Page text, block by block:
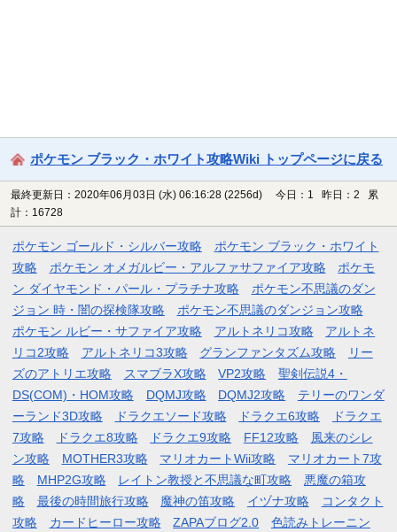
ポケモン ブラック・ホワイト攻略Wiki トップページに戻る
最終更新日：2020年06月03日 (水) 06:16:28 (2256d)
今日：1 昨日：2 累
計：16728
ポケモン ゴールド・シルバー攻略
ポケモン ブラック・ホワイト
攻略
ポケモン オメガルビー・アルファサファイア攻略
ポケモ
ン ダイヤモンド・パール・プラチナ攻略
ポケモン不思議のダン
ジョン 時・闇の探検隊攻略
ポケモン不思議のダンジョン攻略
ポケモン ルビー・サファイア攻略
アルトネリコ攻略
アルトネ
リコ2攻略
アルトネリコ3攻略 グランファンタズム攻略
リー
ズのアトリエ攻略
スマブラX攻略 VP2攻略
聖剣伝説4・
DS(COM)・HOM攻略
DQMJ攻略 DQMJ2攻略
テリーのワンダ
ーランド3D攻略
ドラクエソード攻略 ドラクエ6攻略
ドラクエ
7攻略
ドラクエ8攻略 ドラクエ9攻略 FF12攻略
風来のシレ
ン攻略
MOTHER3攻略 マリオカートWii攻略
マリオカート7攻
略
MHP2G攻略 レイトン教授と不思議な町攻略
悪魔の箱攻
略
最後の時間旅行攻略 魔神の笛攻略 イヅナ攻略
コンタクト
攻略
カードヒーロー攻略 ZAPAブログ2.0 色読みトレーニン